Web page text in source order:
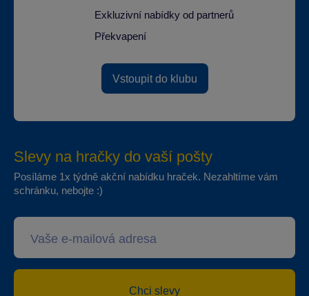
Exkluzivní nabídky od partnerů
Překvapení
Vstoupit do klubu
Slevy na hračky do vaší pošty
Posíláme 1x týdně akční nabídku hraček. Nezahltíme vám
schránku, nebojte :)
Chci slevy